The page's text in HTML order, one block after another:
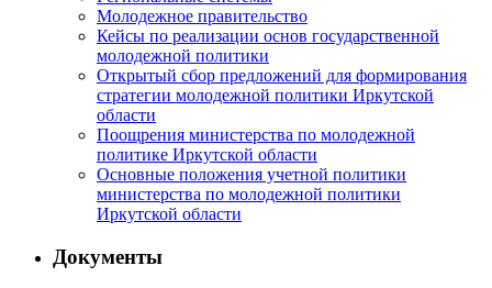
Молодежное правительство
Кейсы по реализации основ государственной
молодежной политики
Открытый сбор предложений для формирования
стратегии молодежной политики Иркутской
области
Поощрения министерства по молодежной
политике Иркутской области
Основные положения учетной политики
министерства по молодежной политики
Иркутской области
Документы